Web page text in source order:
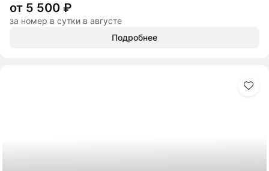
от 5 500 ₽
за номер в сутки в августе
Подробнее